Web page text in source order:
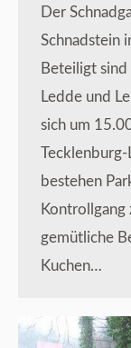
Der
Schnadstein
Beteiligt
Ledde und
sich um
bestehen
Kontrollgang
gemütliche
Kuchen…